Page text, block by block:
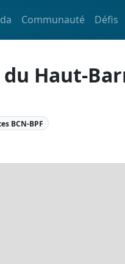
Communauté Défis
Haut-
BCN-BPF